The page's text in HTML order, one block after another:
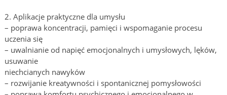
2. Aplikacje praktyczne dla umysłu
– poprawa koncentracji, pamięci i wspomaganie procesu
uczenia się
– uwalnianie od napięć emocjonalnych i umysłowych, lęków,
usuwanie
niechcianych nawyków
– rozwijanie kreatywności i spontanicznej pomysłowości